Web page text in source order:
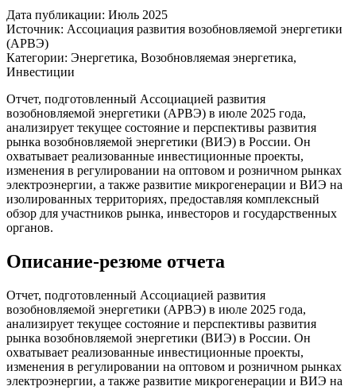
Дата публикации: Июль 2025
Источник: Ассоциация развития возобновляемой энергетики
(АРВЭ)
Категории: Энергетика, Возобновляемая энергетика,
Инвестиции
Отчет, подготовленный Ассоциацией развития
возобновляемой энергетики (АРВЭ) в июле 2025 года,
анализирует текущее состояние и перспективы развития
рынка возобновляемой энергетики (ВИЭ) в России. Он
охватывает реализованные инвестиционные проекты,
изменения в регулировании на оптовом и розничном рынках
электроэнергии, а также развитие микрогенерации и ВИЭ на
изолированных территориях, предоставляя комплексный
обзор для участников рынка, инвесторов и государственных
органов.
Описание-резюме отчета
Отчет, подготовленный Ассоциацией развития
возобновляемой энергетики (АРВЭ) в июле 2025 года,
анализирует текущее состояние и перспективы развития
рынка возобновляемой энергетики (ВИЭ) в России. Он
охватывает реализованные инвестиционные проекты,
изменения в регулировании на оптовом и розничном рынках
электроэнергии, а также развитие микрогенерации и ВИЭ на